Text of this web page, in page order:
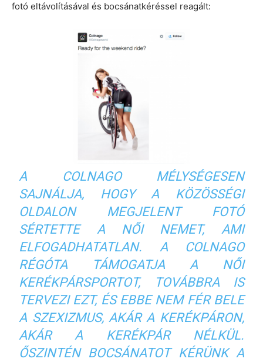
fotó eltávolításával és bocsánatkéréssel reagált:
A COLNAGO MÉLYSÉGESEN
SAJNÁLJA, HOGY A KÖZÖSSÉGI
OLDALON MEGJELENT FOTÓ
SÉRTETTE A NŐI NEMET, AMI
ELFOGADHATATLAN. A COLNAGO
RÉGÓTA TÁMOGATJA A NŐI
KERÉKPÁRSPORTOT, TOVÁBBRA IS
TERVEZI EZT, ÉS EBBE NEM FÉR BELE
A SZEXIZMUS, AKÁR A KERÉKPÁRON,
AKÁR A KERÉKPÁR NÉLKÜL.
ŐSZINTÉN BOCSÁNATOT KÉRÜNK A